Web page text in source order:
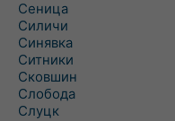
Сеница
Силичи
Синявка
Ситники
Сковшин
Слобода
Слуцк